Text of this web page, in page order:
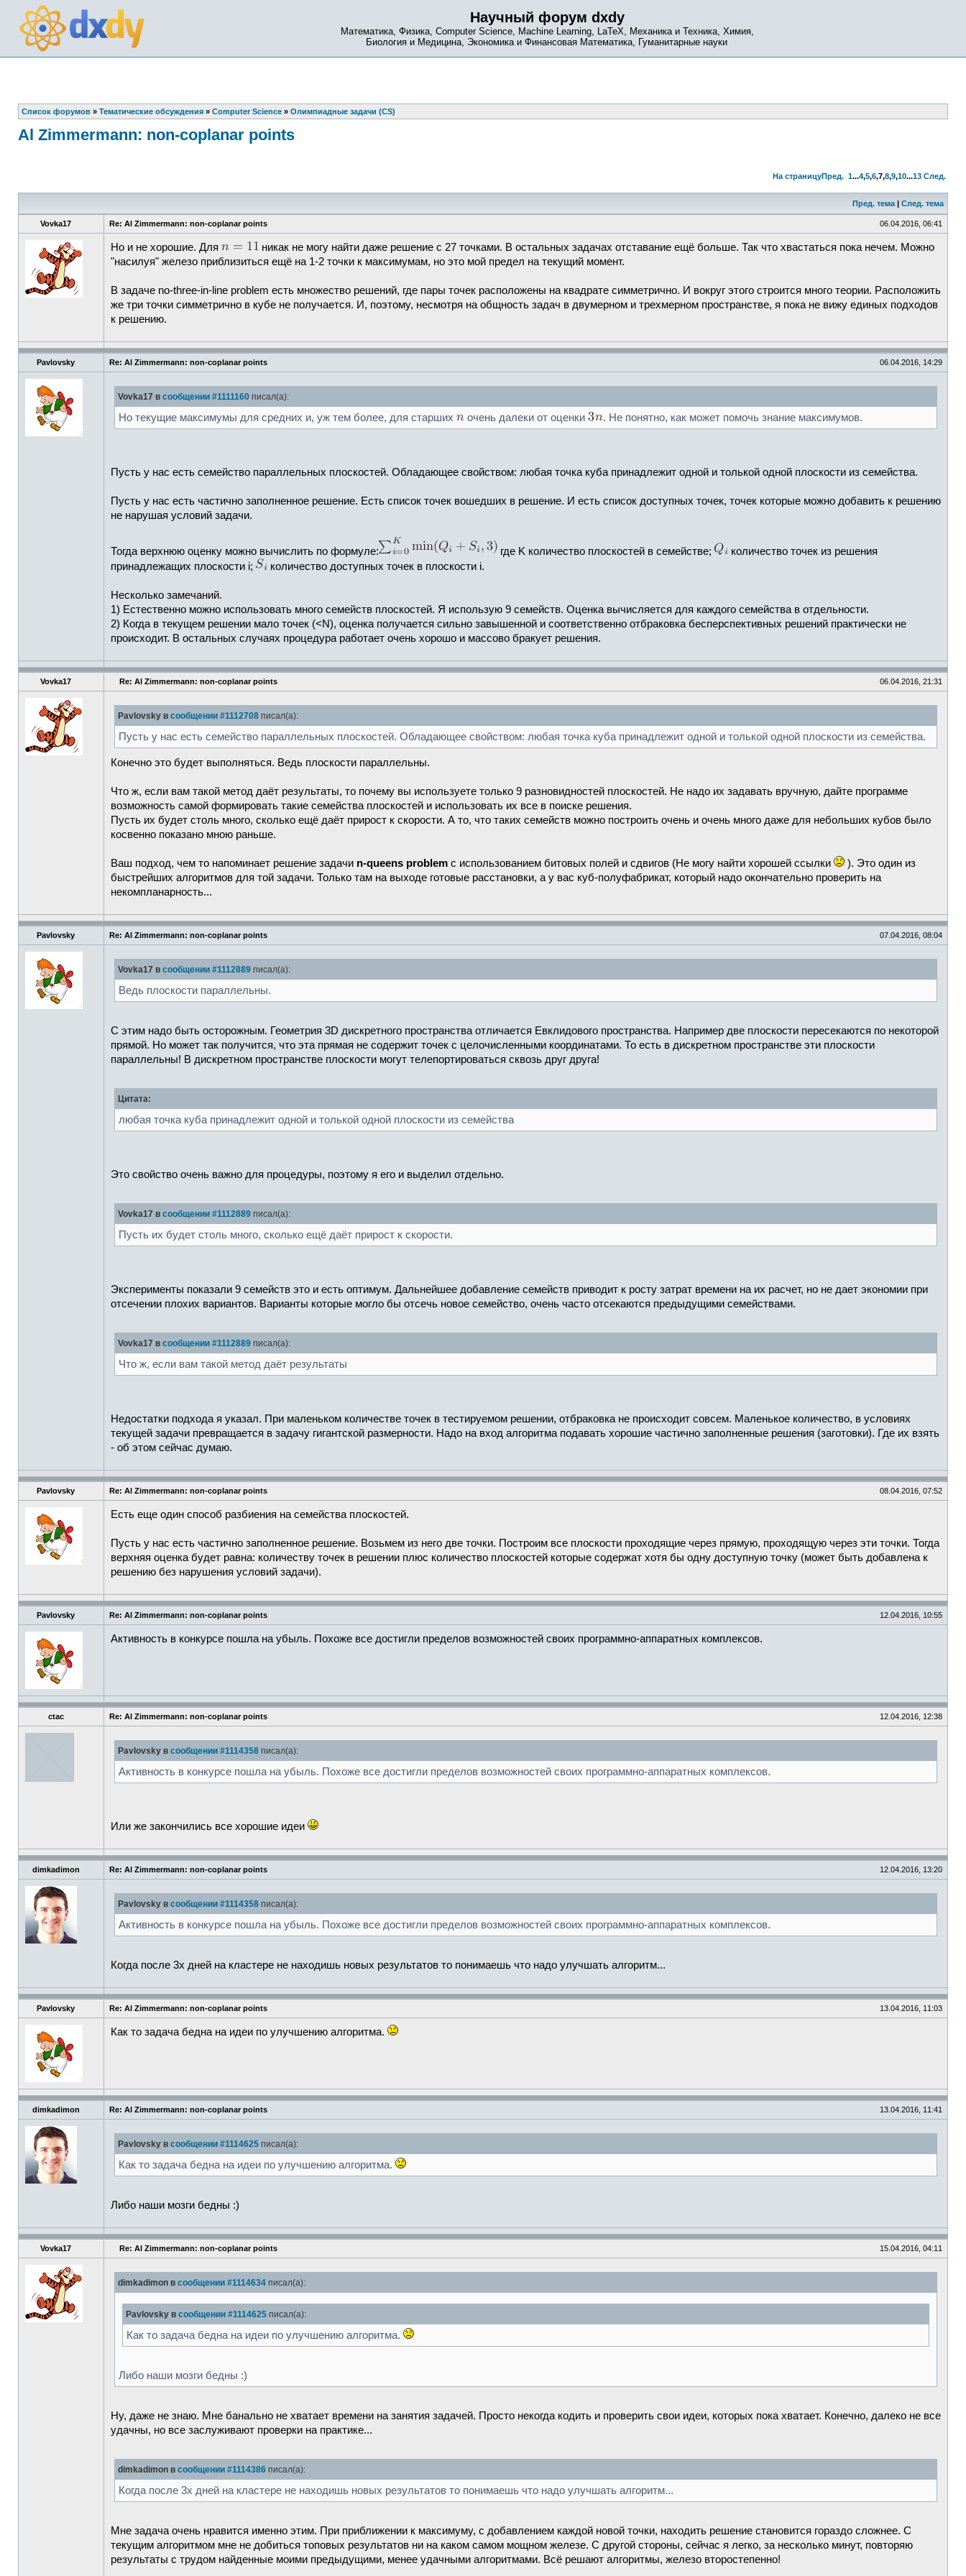
Научный форум dxdy
Математика, Физика, Computer Science, Machine Learning, LaTeX, Механика и Техника, Химия,
Биология и Медицина, Экономика и Финансовая Математика, Гуманитарные науки
Список форумов » Тематические обсуждения » Computer Science » Олимпиадные задачи (CS)
Al Zimmermann: non-coplanar points
На страницуПред. 1...4,5,6,7,8,9,10...13 След.
Пред. тема | След. тема
Vovka17 Re: Al Zimmermann: non-coplanar points 06.04.2016, 06:41
Но и не хорошие. Для
никак не могу найти даже решение с 27 точками. В остальных задачах отставание ещё больше. Так что хвастаться пока нечем. Можно
"насилуя" железо приблизиться ещё на 1-2 точки к максимумам, но это мой предел на текущий момент.
В задаче no-three-in-line problem есть множество решений, где пары точек расположены на квадрате симметрично. И вокруг этого строится много теории. Расположить
же три точки симметрично в кубе не получается. И, поэтому, несмотря на общность задач в двумерном и трехмерном пространстве, я пока не вижу единых подходов
к решению.
Pavlovsky Re: Al Zimmermann: non-coplanar points 06.04.2016, 14:29
Vovka17 в сообщении #1111160 писал(а):
Но текущие максимумы для средних и, уж тем более, для старших очень далеки от оценки . Не понятно, как может помочь знание максимумов.
Пусть у нас есть семейство параллельных плоскостей. Обладающее свойством: любая точка куба принадлежит одной и толькой одной плоскости из семейства.
Пусть у нас есть частично заполненное решение. Есть список точек вошедших в решение. И есть список доступных точек, точек которые можно добавить к решению
не нарушая условий задачи.
Тогда верхнюю оценку можно вычислить по формуле: где K количество плоскостей в семействе;
количество точек из решения
принадлежащих плоскости i;
количество доступных точек в плоскости i.
Несколько замечаний.
1) Естественно можно использовать много семейств плоскостей. Я использую 9 семейств. Оценка вычисляется для каждого семейства в отдельности.
2) Когда в текущем решении мало точек (<N), оценка получается сильно завышенной и соответственно отбраковка бесперспективных решений практически не
происходит. В остальных случаях процедура работает очень хорошо и массово бракует решения.
Vovka17 Re: Al Zimmermann: non-coplanar points 06.04.2016, 21:31
Pavlovsky в сообщении #1112708 писал(а):
Пусть у нас есть семейство параллельных плоскостей. Обладающее свойством: любая точка куба принадлежит одной и толькой одной плоскости из семейства.
Конечно это будет выполняться. Ведь плоскости параллельны.
Что ж, если вам такой метод даёт результаты, то почему вы используете только 9 разновидностей плоскостей. Не надо их задавать вручную, дайте программе
возможность самой формировать такие семейства плоскостей и использовать их все в поиске решения.
Пусть их будет столь много, сколько ещё даёт прирост к скорости. А то, что таких семейств можно построить очень и очень много даже для небольших кубов было
косвенно показано мною раньше.
Ваш подход, чем то напоминает решение задачи n-queens problem с использованием битовых полей и сдвигов (Не могу найти хорошей ссылки
). Это один из
быстрейших алгоритмов для той задачи. Только там на выходе готовые расстановки, а у вас куб-полуфабрикат, который надо окончательно проверить на
некомпланарность...
Pavlovsky Re: Al Zimmermann: non-coplanar points 07.04.2016, 08:04
Vovka17 в сообщении #1112889 писал(а):
Ведь плоскости параллельны.
С этим надо быть осторожным. Геометрия 3D дискретного пространства отличается Евклидового пространства. Например две плоскости пересекаются по некоторой
прямой. Но может так получится, что эта прямая не содержит точек с целочисленными координатами. То есть в дискретном пространстве эти плоскости
параллельны! В дискретном пространстве плоскости могут телепортироваться сквозь друг друга!
Цитата:
любая точка куба принадлежит одной и толькой одной плоскости из семейства
Это свойство очень важно для процедуры, поэтому я его и выделил отдельно.
Vovka17 в сообщении #1112889 писал(а):
Пусть их будет столь много, сколько ещё даёт прирост к скорости.
Эксперименты показали 9 семейств это и есть оптимум. Дальнейшее добавление семейств приводит к росту затрат времени на их расчет, но не дает экономии при
отсечении плохих вариантов. Варианты которые могло бы отсечь новое семейство, очень часто отсекаются предыдущими семействами.
Vovka17 в сообщении #1112889 писал(а):
Что ж, если вам такой метод даёт результаты
Недостатки подхода я указал. При маленьком количестве точек в тестируемом решении, отбраковка не происходит совсем. Маленькое количество, в условиях
текущей задачи превращается в задачу гигантской размерности. Надо на вход алгоритма подавать хорошие частично заполненные решения (заготовки). Где их взять
- об этом сейчас думаю.
Pavlovsky Re: Al Zimmermann: non-coplanar points 08.04.2016, 07:52
Есть еще один способ разбиения на семейства плоскостей.
Пусть у нас есть частично заполненное решение. Возьмем из него две точки. Построим все плоскости проходящие через прямую, проходящую через эти точки. Тогда
верхняя оценка будет равна: количеству точек в решении плюс количество плоскостей которые содержат хотя бы одну доступную точку (может быть добавлена к
решению без нарушения условий задачи).
Pavlovsky Re: Al Zimmermann: non-coplanar points 12.04.2016, 10:55
Активность в конкурсе пошла на убыль. Похоже все достигли пределов возможностей своих программно-аппаратных комплексов.
ctac Re: Al Zimmermann: non-coplanar points 12.04.2016, 12:38
Pavlovsky в сообщении #1114358 писал(а):
Активность в конкурсе пошла на убыль. Похоже все достигли пределов возможностей своих программно-аппаратных комплексов.
Или же закончились все хорошие идеи
dimkadimon Re: Al Zimmermann: non-coplanar points 12.04.2016, 13:20
Pavlovsky в сообщении #1114358 писал(а):
Активность в конкурсе пошла на убыль. Похоже все достигли пределов возможностей своих программно-аппаратных комплексов.
Когда после 3х дней на кластере не находишь новых результатов то понимаешь что надо улучшать алгоритм...
Pavlovsky Re: Al Zimmermann: non-coplanar points 13.04.2016, 11:03
Как то задача бедна на идеи по улучшению алгоритма.
dimkadimon Re: Al Zimmermann: non-coplanar points 13.04.2016, 11:41
Pavlovsky в сообщении #1114625 писал(а):
Как то задача бедна на идеи по улучшению алгоритма.
Либо наши мозги бедны :)
Vovka17 Re: Al Zimmermann: non-coplanar points 15.04.2016, 04:11
dimkadimon в сообщении #1114634 писал(а):
Pavlovsky в сообщении #1114625 писал(а):
Как то задача бедна на идеи по улучшению алгоритма.
Либо наши мозги бедны :)
Ну, даже не знаю. Мне банально не хватает времени на занятия задачей. Просто некогда кодить и проверить свои идеи, которых пока хватает. Конечно, далеко не все
удачны, но все заслуживают проверки на практике...
dimkadimon в сообщении #1114386 писал(а):
Когда после 3х дней на кластере не находишь новых результатов то понимаешь что надо улучшать алгоритм...
Мне задача очень нравится именно этим. При приближении к максимуму, с добавлением каждой новой точки, находить решение становится гораздо сложнее. С
текущим алгоритмом мне не добиться топовых результатов ни на каком самом мощном железе. С другой стороны, сейчас я легко, за несколько минут, повторяю
результаты с трудом найденные моими предыдущими, менее удачными алгоритмами. Всё решают алгоритмы, железо второстепенно!